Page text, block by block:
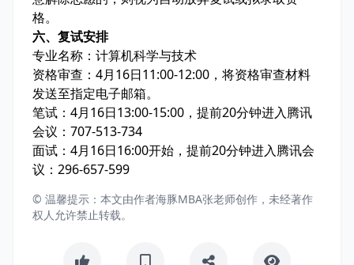
格。
六、复试安排
专业名称：计算机科学与技术
资格审查：4月16日11:00-12:00，将资格审查材料
发送至指定电子邮箱。
笔试：4月16日13:00-15:00，提前20分钟进入腾讯
会议：707-513-734
面试：4月16日16:00开始，提前20分钟进入腾讯会
议：296-657-599
© 温馨提示：本文由作者海豚MBA张老师创作，未经著作
权人允许禁止转载。